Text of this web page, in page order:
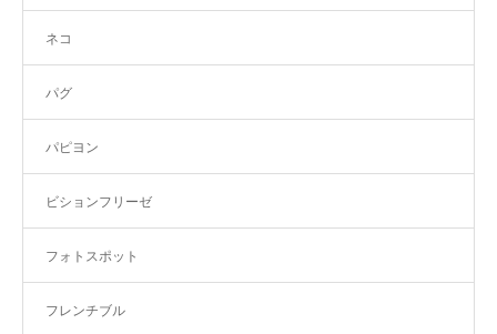
ネコ
パグ
パピヨン
ビションフリーゼ
フォトスポット
フレンチブル